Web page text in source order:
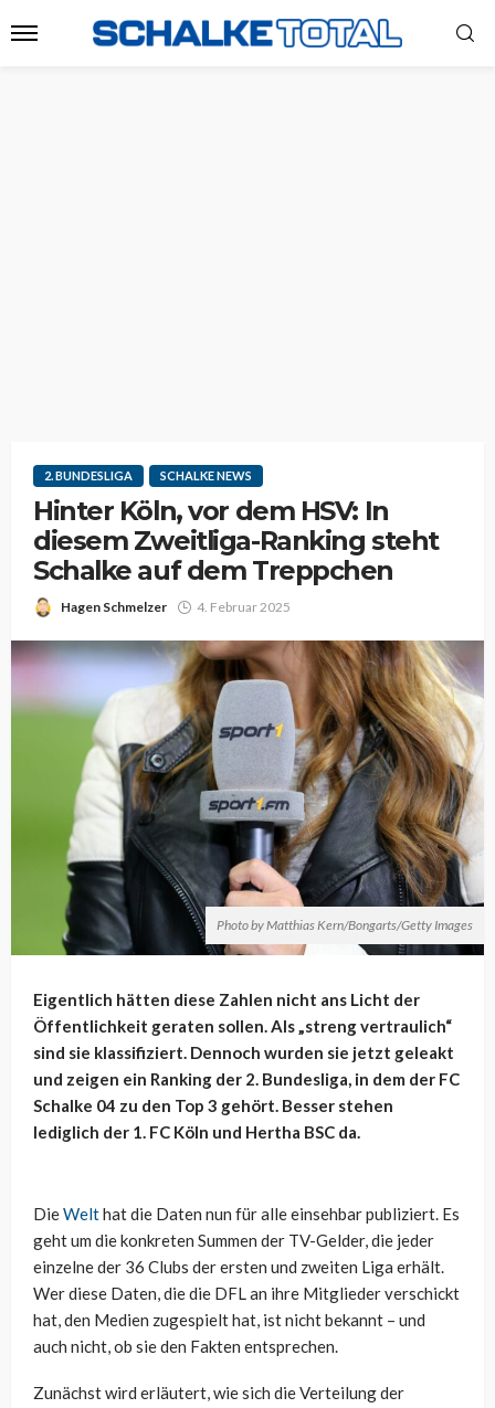
2. BUNDESLIGA SCHALKE NEWS
Hinter Köln, vor dem HSV: In
diesem Zweitliga-Ranking steht
Schalke auf dem Treppchen
Hagen Schmelzer 4. Februar 2025
Photo by Matthias Kern/Bongarts/Getty Images
Eigentlich hätten diese Zahlen nicht ans Licht der
Öffentlichkeit geraten sollen. Als „streng vertraulich“
sind sie klassifiziert. Dennoch wurden sie jetzt geleakt
und zeigen ein Ranking der 2. Bundesliga, in dem der FC
Schalke 04 zu den Top 3 gehört. Besser stehen
lediglich der 1. FC Köln und Hertha BSC da.
DieWelthat die Daten nun für alle einsehbar publiziert. Es
geht um die konkreten Summen der TV-Gelder, die jeder
einzelne der 36 Clubs der ersten und zweiten Liga erhält.
Wer diese Daten, die die DFL an ihre Mitglieder verschickt
hat, den Medien zugespielt hat, ist nicht bekannt – und
auch nicht, ob sie den Fakten entsprechen.
Zunächst wird erläutert, wie sich die Verteilung der